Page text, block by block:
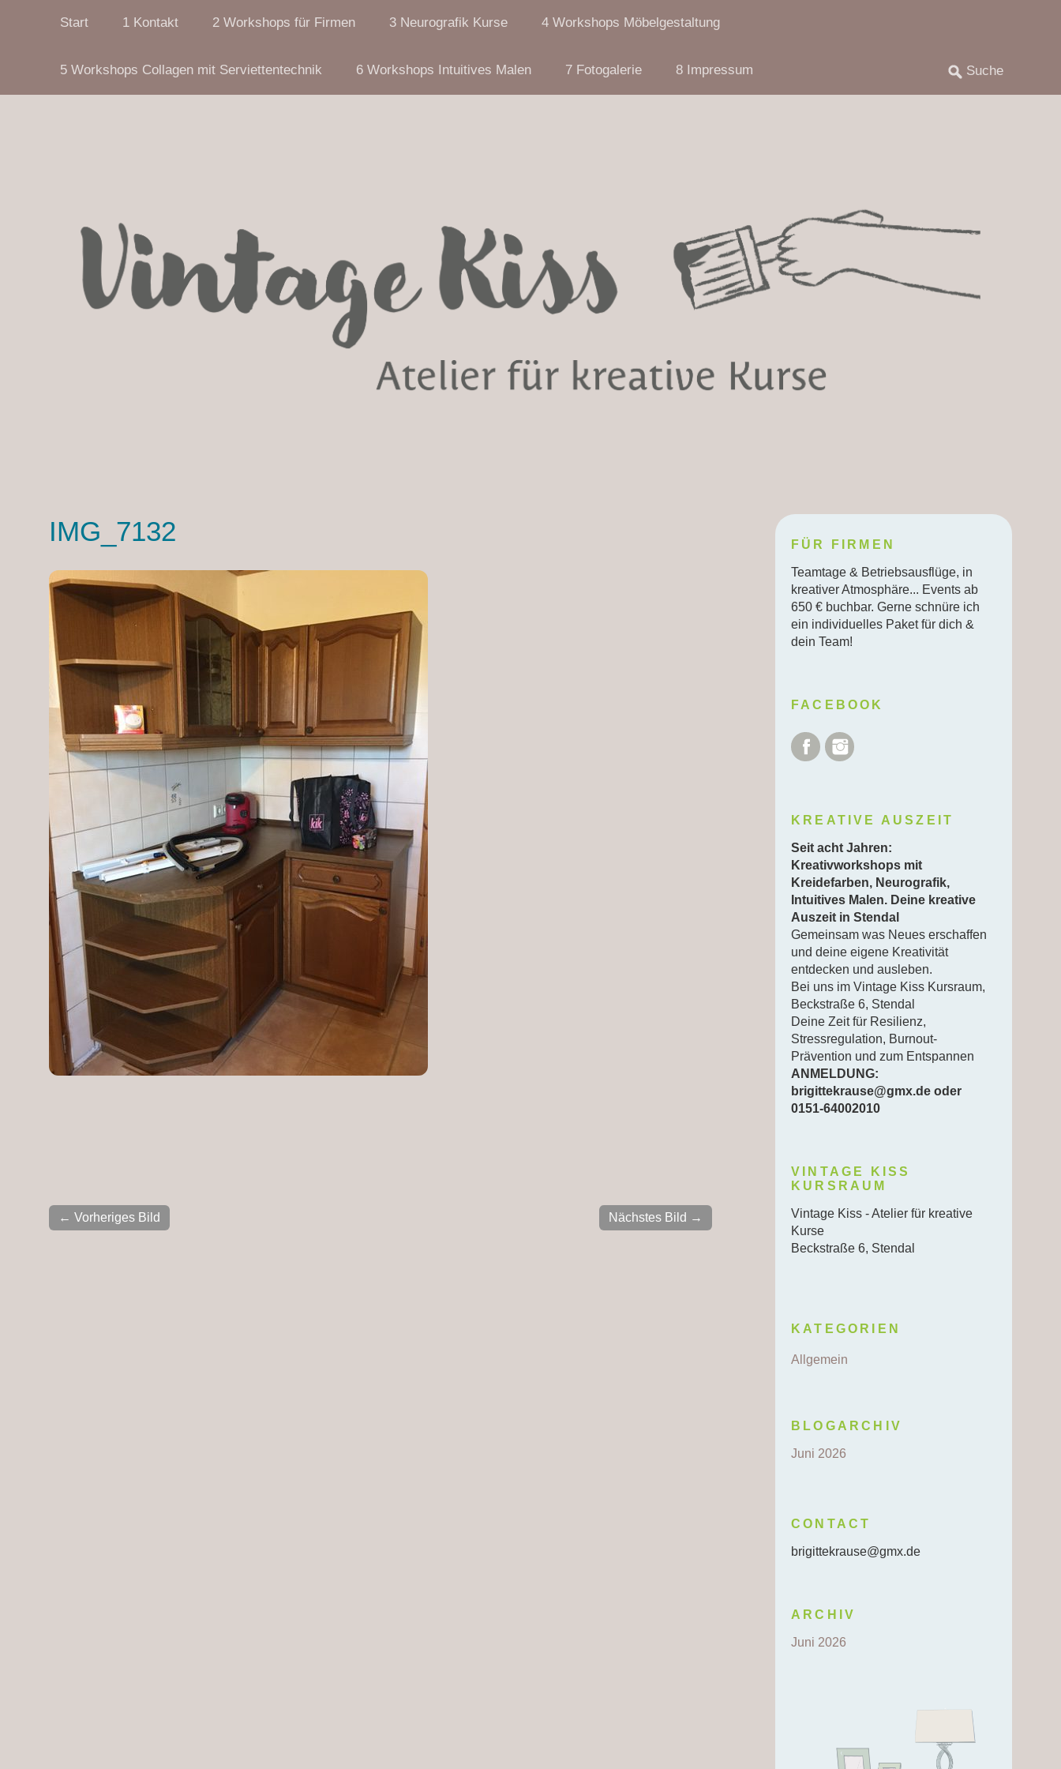
Start 1 Kontakt 2 Workshops für Firmen 3 Neurografik Kurse 4 Workshops Möbelgestaltung
5 Workshops Collagen mit Serviettentechnik 6 Workshops Intuitives Malen 7 Fotogalerie 8 Impressum
IMG_7132
← Vorheriges Bild Nächstes Bild →
FÜR FIRMEN
Teamtage & Betriebsausflüge, in
kreativer Atmosphäre... Events ab
650 € buchbar. Gerne schnüre ich
ein individuelles Paket für dich &
dein Team!
FACEBOOK
Facebook
KREATIVE AUSZEIT
Seit acht Jahren:
Kreativworkshops mit
Kreidefarben, Neurografik,
Intuitives Malen. Deine kreative
Auszeit in Stendal
Gemeinsam was Neues erschaffen
und deine eigene Kreativität
entdecken und ausleben.
Bei uns im Vintage Kiss Kursraum,
Beckstraße 6, Stendal
Deine Zeit für Resilienz,
Stressregulation, Burnout-
Prävention und zum Entspannen
ANMELDUNG:
brigittekrause@gmx.de oder
0151-64002010
VINTAGE KISS
KURSRAUM
Vintage Kiss - Atelier für kreative
Kurse
Beckstraße 6, Stendal
KATEGORIEN
Allgemein
BLOGARCHIV
Juni 2026
CONTACT
brigittekrause@gmx.de
ARCHIV
Juni 2026